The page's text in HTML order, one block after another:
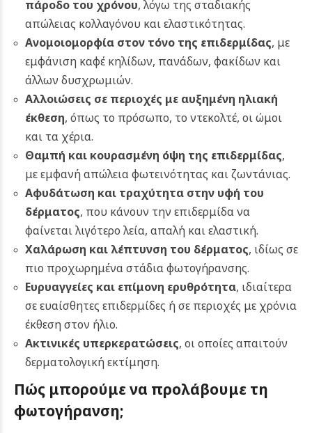
πάροδο του χρόνου, λόγω της σταδιακής
απώλειας κολλαγόνου και ελαστικότητας.
Ανομοιομορφία στον τόνο της επιδερμίδας, με
εμφάνιση καφέ κηλίδων, πανάδων, φακίδων και
άλλων δυσχρωμιών.
Αλλοιώσεις σε περιοχές με αυξημένη ηλιακή
έκθεση, όπως το πρόσωπο, το ντεκολτέ, οι ώμοι
και τα χέρια.
Θαμπή και κουρασμένη όψη της επιδερμίδας,
με εμφανή απώλεια φωτεινότητας και ζωντάνιας.
Αφυδάτωση και τραχύτητα στην υφή του
δέρματος, που κάνουν την επιδερμίδα να
φαίνεται λιγότερο λεία, απαλή και ελαστική.
Χαλάρωση και λέπτυνση του δέρματος, ιδίως σε
πιο προχωρημένα στάδια φωτογήρανσης.
Ευρυαγγείες και επίμονη ερυθρότητα, ιδιαίτερα
σε ευαίσθητες επιδερμίδες ή σε περιοχές με χρόνια
έκθεση στον ήλιο.
Ακτινικές υπερκερατώσεις, οι οποίες απαιτούν
δερματολογική εκτίμηση.
Πώς μπορούμε να προλάβουμε τη
φωτογήρανση;